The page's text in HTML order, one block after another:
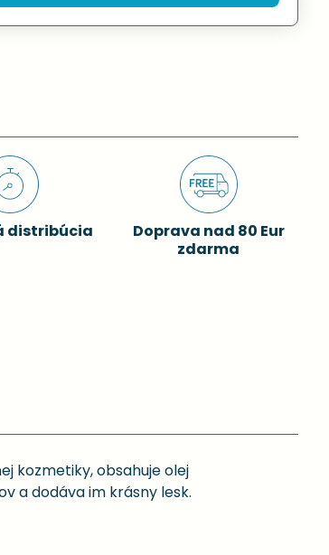
distribúcia
Doprava nad 80 Eur
zdarma
kozmetiky, obsahuje olej
a dodáva im krásny lesk.